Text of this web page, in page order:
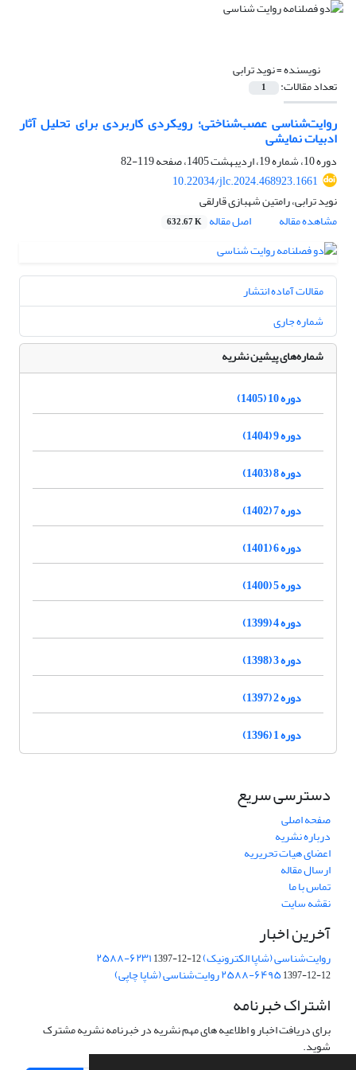
نویسنده =نوید ترابی
تعداد مقالات: 1
روایت‌شناسی عصب‌شناختی؛ رویکردی کاربردی برای تحلیل آثار
ادبیات نمایشی
دوره 10، شماره 19، اردیبهشت 1405، صفحه
119-82
10.22034/jlc.2024.468923.1661
نوید ترابی، رامتین شهبازی قارلقی
مشاهده مقاله
اصل مقاله 632.67 K
مقالات آماده انتشار
شماره جاری
شماره‌های پیشین نشریه
دوره 10 (1405)
دوره 9 (1404)
دوره 8 (1403)
دوره 7 (1402)
دوره 6 (1401)
دوره 5 (1400)
دوره 4 (1399)
دوره 3 (1398)
دوره 2 (1397)
دوره 1 (1396)
دسترسی سریع
صفحه اصلی
درباره نشریه
اعضای هیات تحریریه
ارسال مقاله
تماس با ما
نقشه سایت
آخرین اخبار
روایت‌شناسی (شاپا الکترونیک) ‪۲۵۸۸-۶۲۳۱1397-12-12
‪روایت‌شناسی (شاپا چاپی) ‪۲۵۸۸-۶۴۹۵1397-12-12
اشتراک خبرنامه
برای دریافت اخبار و اطلاعیه های مهم نشریه در خبرنامه نشریه مشترک
شوید.